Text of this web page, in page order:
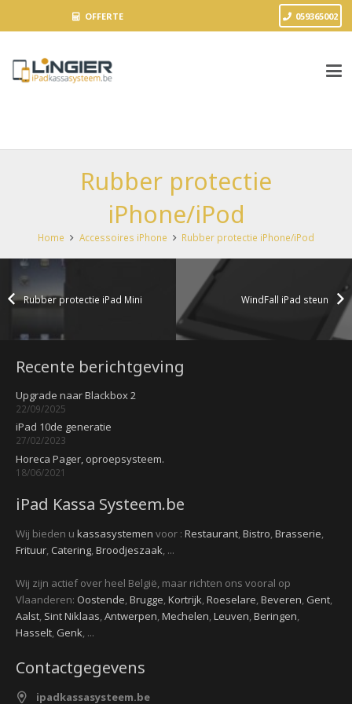
OFFERTE 059365002
Rubber protectie
iPhone/iPod
Home Accessoires iPhone Rubber protectie iPhone/iPod
Rubber protectie iPad Mini WindFall iPad steun
Recente berichtgeving
Upgrade naar Blackbox 2
22/09/2025
iPad 10de generatie
27/02/2023
Horeca Pager, oproepsysteem.
18/06/2021
iPad Kassa Systeem.be
Wij bieden u kassasystemen voor : Restaurant,Bistro,Brasserie,
Frituur, Catering,Broodjeszaak, ...
Wij zijn actief over heel België, maar richten ons vooral op
Vlaanderen: Oostende,Brugge,Kortrijk,Roeselare,Beveren, Gent,
Aalst, Sint Niklaas,Antwerpen,Mechelen,Leuven,Beringen,
Hasselt, Genk, ...
Contactgegevens
ipadkassasysteem.be